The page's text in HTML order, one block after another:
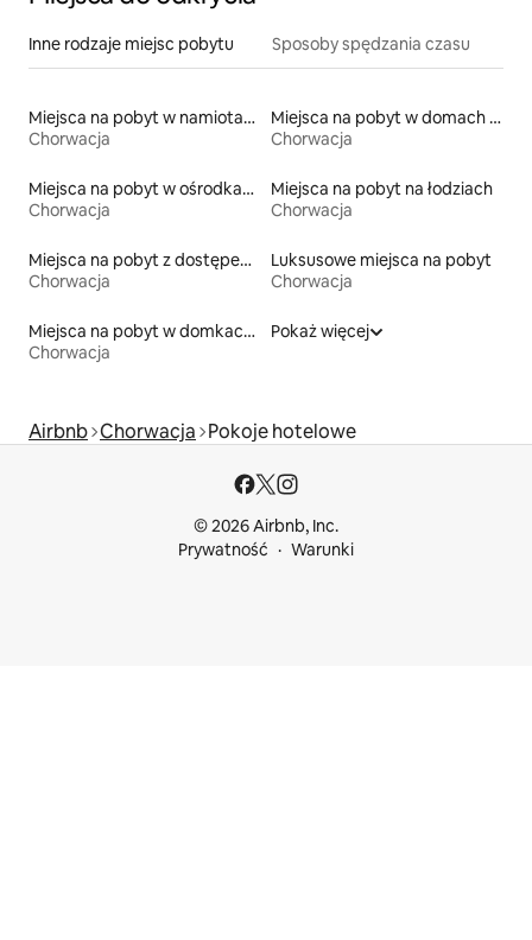
Inne rodzaje miejsc pobytu Sposoby spędzania czasu
Miejsca na pobyt w namiotach
Chorwacja
Miejsca na pobyt w domach ziemnych
Chorwacja
Miejsca na pobyt w ośrodkach wypoczynkowych
Chorwacja
Miejsca na pobyt na łodziach
Chorwacja
Miejsca na pobyt z dostępem do plaży
Chorwacja
Luksusowe miejsca na pobyt
Chorwacja
Miejsca na pobyt w domkach gościnnych
Chorwacja
Pokaż więcej
Airbnb Chorwacja Pokoje hotelowe
© 2026 Airbnb, Inc.
Prywatność
Warunki